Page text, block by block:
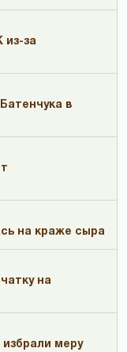
из-за
в
на краже сыра
на
избрали меру